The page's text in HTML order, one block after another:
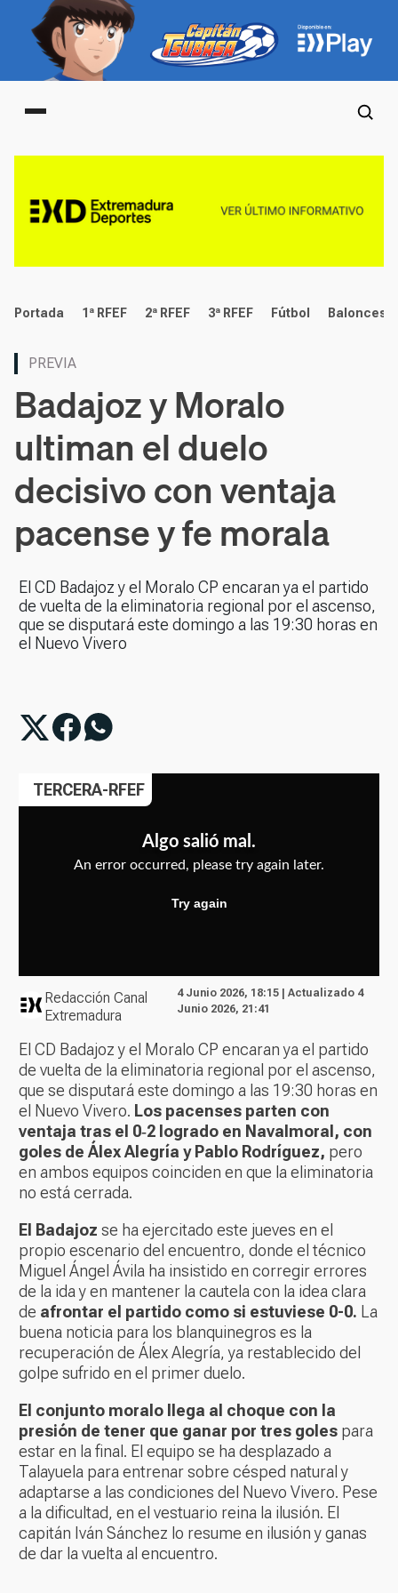
Main menu
deportes
Portada 1ª RFEF 2ª RFEF 3ª RFEF Fútbol Baloncesto
PREVIA
Badajoz y Moralo
ultiman el duelo
decisivo con ventaja
pacense y fe morala
El CD Badajoz y el Moralo CP encaran ya el partido
de vuelta de la eliminatoria regional por el ascenso,
que se disputará este domingo a las 19:30 horas en
el Nuevo Vivero
TERCERA-RFEF
Redacción Canal
Extremadura
4 Junio 2026, 18:15 | Actualizado 4
Junio 2026, 21:41
El CD Badajoz y el Moralo CP encaran ya el partido
de vuelta de la eliminatoria regional por el ascenso,
que se disputará este domingo a las 19:30 horas en
el Nuevo Vivero. Los pacenses parten con
ventaja tras el 0‑2 logrado en Navalmoral, con
goles de Álex Alegría y Pablo Rodríguez, pero
en ambos equipos coinciden en que la eliminatoria
no está cerrada.
El Badajoz se ha ejercitado este jueves en el
propio escenario del encuentro, donde el técnico
Miguel Ángel Ávila ha insistido en corregir errores
de la ida y en mantener la cautela con la idea clara
de afrontar el partido como si estuviese 0-0. La
buena noticia para los blanquinegros es la
recuperación de Álex Alegría, ya restablecido del
golpe sufrido en el primer duelo.
El conjunto moralo llega al choque con la
presión de tener que ganar por tres goles para
estar en la final. El equipo se ha desplazado a
Talayuela para entrenar sobre césped natural y
adaptarse a las condiciones del Nuevo Vivero. Pese
a la dificultad, en el vestuario reina la ilusión. El
capitán Iván Sánchez lo resume en ilusión y ganas
de dar la vuelta al encuentro.